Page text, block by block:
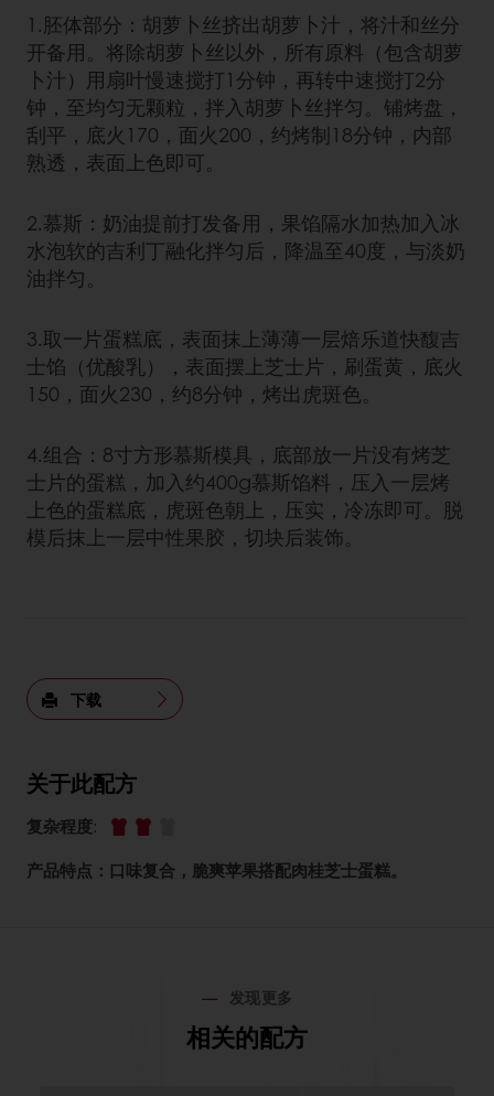
1.胚体部分：胡萝卜丝挤出胡萝卜汁，将汁和丝分
开备用。将除胡萝卜丝以外，所有原料（包含胡萝
卜汁）用扇叶慢速搅打1分钟，再转中速搅打2分
钟，至均匀无颗粒，拌入胡萝卜丝拌匀。铺烤盘，
刮平，底火170，面火200，约烤制18分钟，内部
熟透，表面上色即可。
2.慕斯：奶油提前打发备用，果馅隔水加热加入冰
水泡软的吉利丁融化拌匀后，降温至40度，与淡奶
油拌匀。
3.取一片蛋糕底，表面抹上薄薄一层焙乐道快馥吉
士馅（优酸乳），表面摆上芝士片，刷蛋黄，底火
150，面火230，约8分钟，烤出虎斑色。
4.组合：8寸方形慕斯模具，底部放一片没有烤芝
士片的蛋糕，加入约400g慕斯馅料，压入一层烤
上色的蛋糕底，虎斑色朝上，压实，冷冻即可。脱
模后抹上一层中性果胶，切块后装饰。
下载
关于此配方
复杂程度:
产品特点：口味复合，脆爽苹果搭配肉桂芝士蛋糕。
发现更多
相关的配方